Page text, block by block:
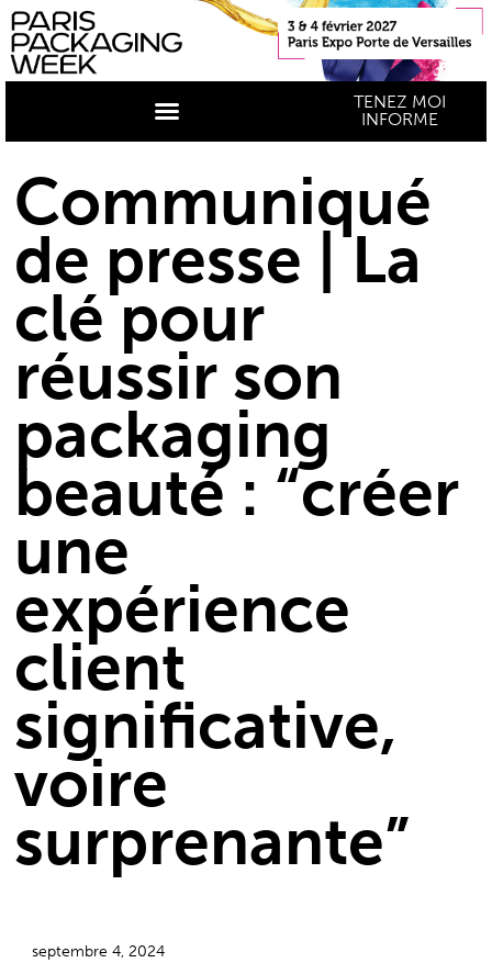
TENEZ MOI
INFORME
Communiqué
de presse | La
clé pour
réussir son
packaging
beauté : “créer
une
expérience
client
significative,
voire
surprenante”
septembre 4, 2024